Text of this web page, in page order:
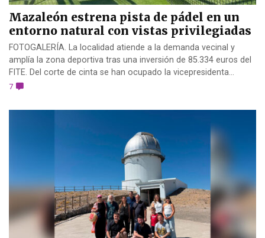
Mazaleón estrena pista de pádel en un
entorno natural con vistas privilegiadas
FOTOGALERÍA. La localidad atiende a la demanda vecinal y
amplía la zona deportiva tras una inversión de 85.334 euros del
FITE. Del corte de cinta se han ocupado la vicepresidenta...
7